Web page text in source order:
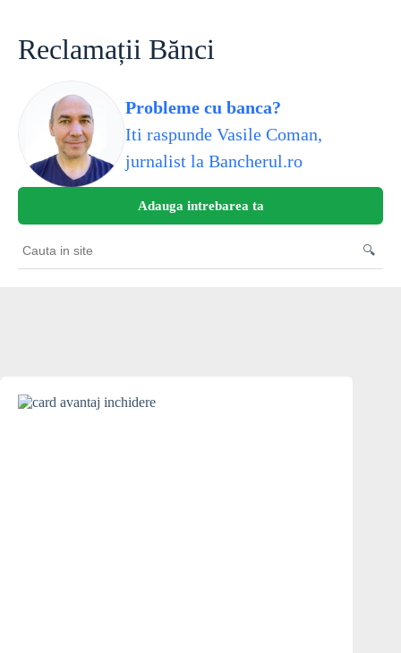
contentReclamații Bănci
Probleme cu banca?
Iti raspunde Vasile Coman,
jurnalist la Bancherul.ro
Adauga intrebarea ta
Cauta
in
🔍